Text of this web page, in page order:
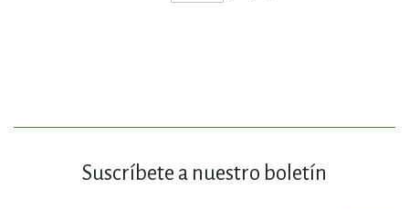
Suscríbete a nuestro boletín